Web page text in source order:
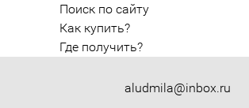
aludmila@inbox.ru
Поиск по сайту
Как купить?
Где получить?